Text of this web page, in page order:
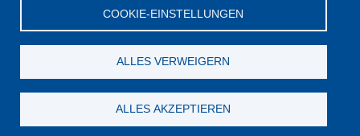
COOKIE-EINSTELLUNGEN
ALLES VERWEIGERN
ALLES AKZEPTIEREN
© Testing Bluhm & Feuerherdt GmbH 06.08.2026
YouTube-Twitter-LinkedIn